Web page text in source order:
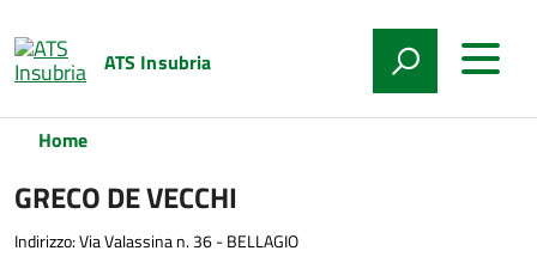
ATS Insubria
Home
GRECO DE VECCHI
Indirizzo: Via Valassina n. 36 - BELLAGIO